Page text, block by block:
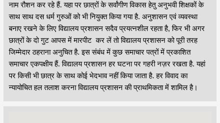
नाम रौशन कर रहे हैं. यहा पर छात्रों के सर्वांगीण विकास हेतु अनुभवी शिक्षकों के
साथ साथ दस धर्म गुरुओं को भी नियुक्त किया गया है. अनुशासन एवं व्यवस्था
बनाए रखने के लिए विद्यालय प्रशासन सदैव प्रयत्नशील रहता है, फिर भी अगर
छात्रों के दो गुट आपस में मारपीट कर लें तो विद्यालय प्रशासन को पूरी तरह
जिम्मेदार ठहराना अनुचित है. इस संबंध में कुछ समाचार पत्रों में प्रकाशित
समाचार एकपक्षीय हैं. विद्यालय प्रशासन हर घटना पर गहरी नज़र रखता है. यहां
पर किसी भी छात्र के साथ कोई भेदभाव नहीं किया जाता है. हर विवाद का
न्यायोचित हल तलाश करना विद्यालय प्रशासन की प्राथमिकता में शामिल है।